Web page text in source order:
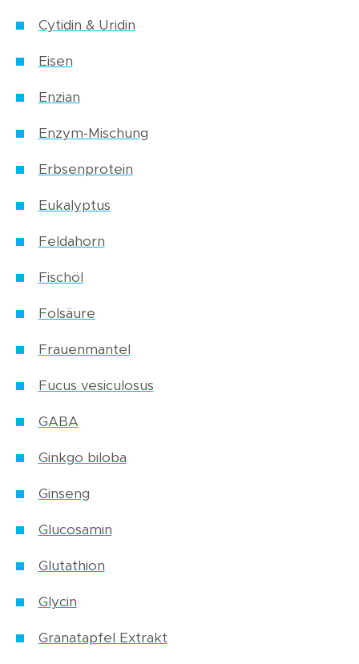
Cytidin & Uridin
Eisen
Enzian
Enzym-Mischung
Erbsenprotein
Eukalyptus
Feldahorn
Fischöl
Folsäure
Frauenmantel
Fucus vesiculosus
GABA
Ginkgo biloba
Ginseng
Glucosamin
Glutathion
Glycin
Granatapfel Extrakt